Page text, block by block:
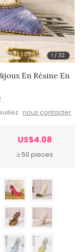
1 /32
En Résine En
nous contacter
US$4.08
≥ 50 pieces